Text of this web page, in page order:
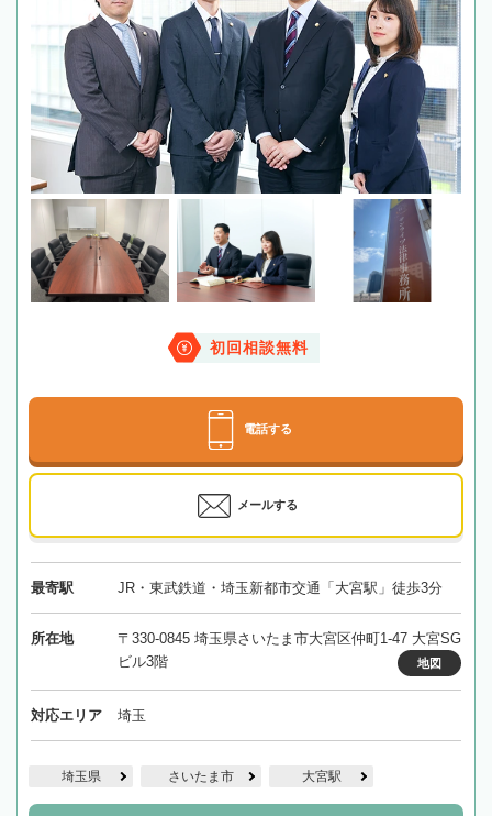
初回相談無料
電話する
メールする
最寄駅 JR・東武鉄道・埼玉新都市交通「大宮駅」徒歩3分
所在地
〒330-0845 埼玉県さいたま市大宮区仲町1-47 大宮SG
ビル3階
地図
対応エリア 埼玉
埼玉県 さいたま市 大宮駅